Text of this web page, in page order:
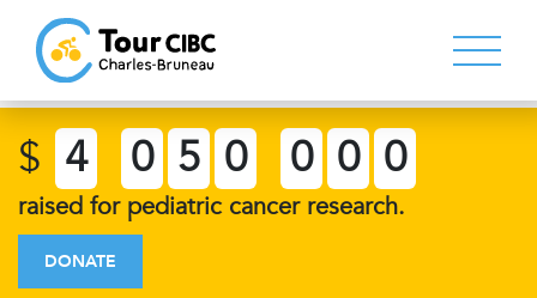
$ 4 0 5 0 0 0 0
raised for pediatric cancer research.
DONATE